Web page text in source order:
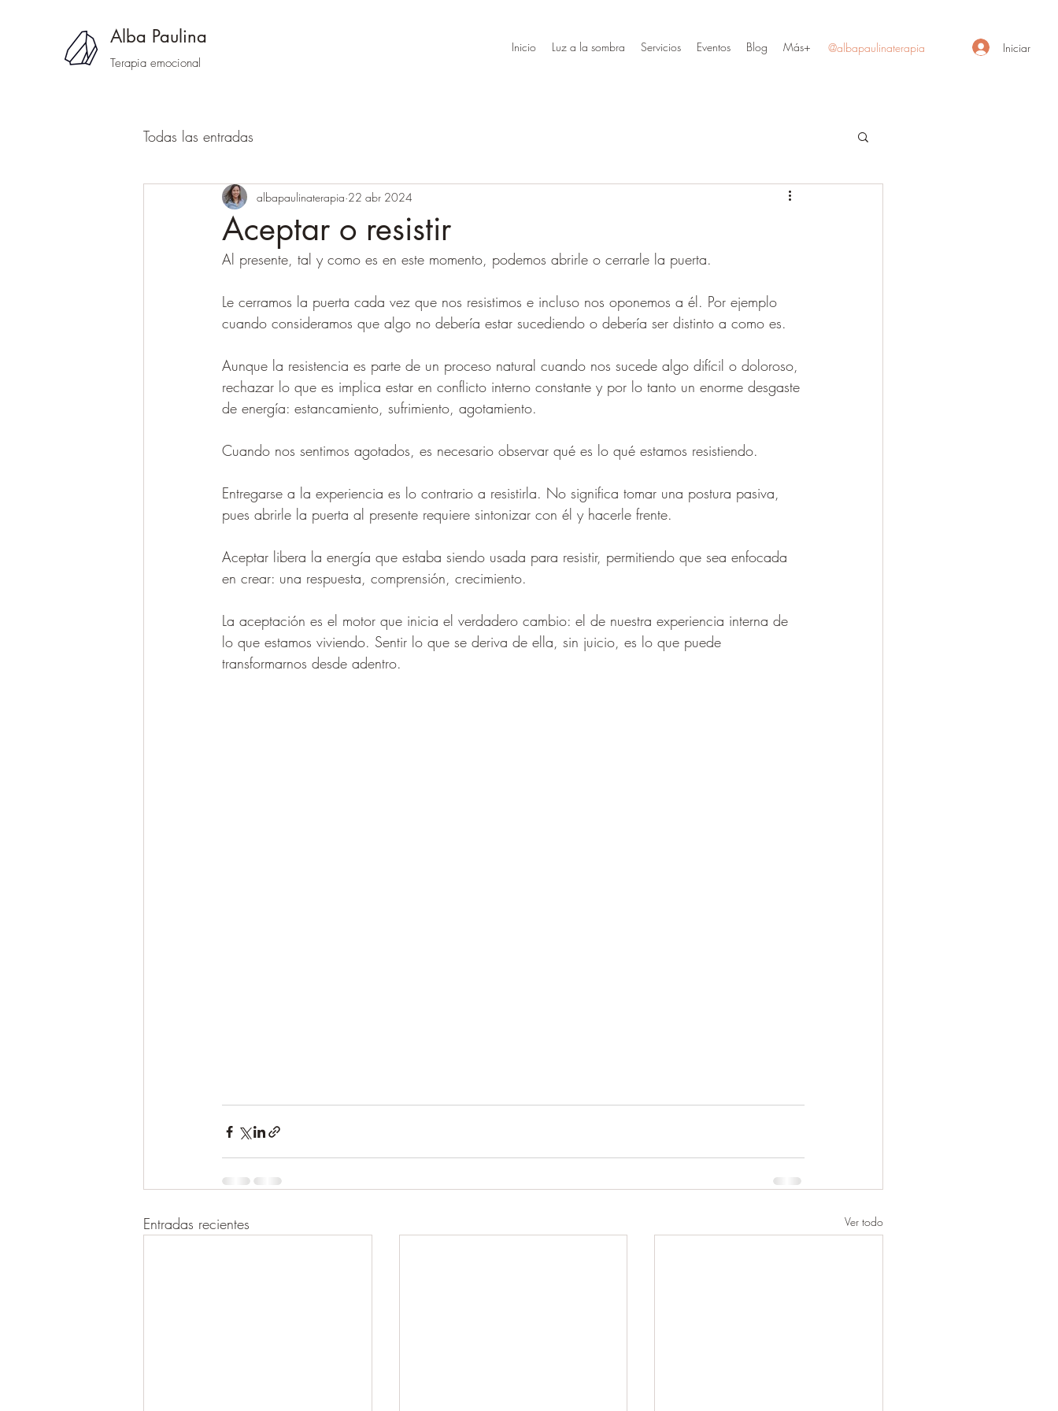
Alba Paulina
Terapia emocional
Inicio Luz a la sombra Servicios Eventos Blog Más+ @albapaulinaterapia Iniciar
Todas las entradas
Aceptar o resistir
albapaulinaterapia 22 abr 2024
Al presente, tal y como es en este momento, podemos abrirle o cerrarle la puerta.
Le cerramos la puerta cada vez que nos resistimos e incluso nos oponemos a él. Por ejemplo
cuando consideramos que algo no debería estar sucediendo o debería ser distinto a como es.
Aunque la resistencia es parte de un proceso natural cuando nos sucede algo difícil o doloroso,
rechazar lo que es implica estar en conflicto interno constante y por lo tanto un enorme desgaste
de energía: estancamiento, sufrimiento, agotamiento.
Cuando nos sentimos agotados, es necesario observar qué es lo qué estamos resistiendo.
Entregarse a la experiencia es lo contrario a resistirla. No significa tomar una postura pasiva,
pues abrirle la puerta al presente requiere sintonizar con él y hacerle frente.
Aceptar libera la energía que estaba siendo usada para resistir, permitiendo que sea enfocada
en crear: una respuesta, comprensión, crecimiento.
La aceptación es el motor que inicia el verdadero cambio: el de nuestra experiencia interna de
lo que estamos viviendo. Sentir lo que se deriva de ella, sin juicio, es lo que puede
transformarnos desde adentro.
Entradas recientes Ver todo